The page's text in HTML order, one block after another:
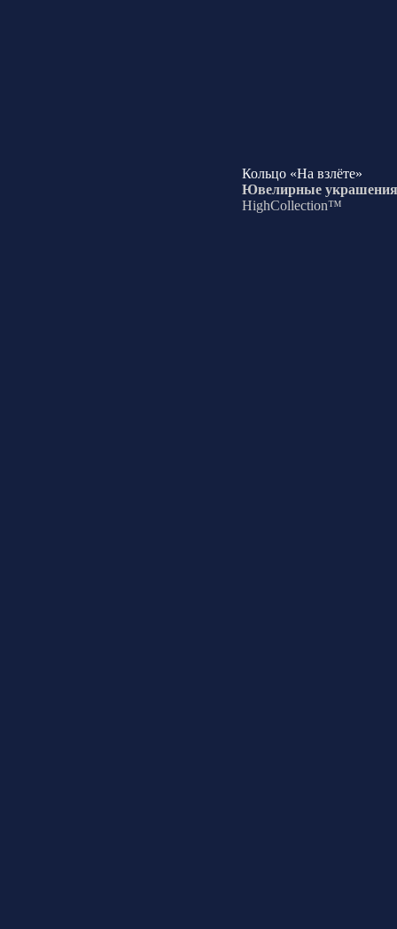
Кольцо «На взлёте»
Ювелирные украшения
HighCollection™